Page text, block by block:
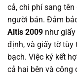
cả, chi phí sang
người bán. Đảm
Altis 2009 như
định, và giấy tờ tùy
bạch. Việc ký kết
cả hai bên và công